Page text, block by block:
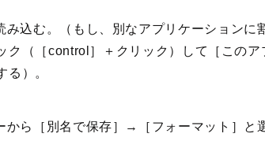
み込む。（もし、別なアプリケーションに
ク（［control］＋クリック）して［このア
る）。
から［別名で保存］→［フォーマット］と